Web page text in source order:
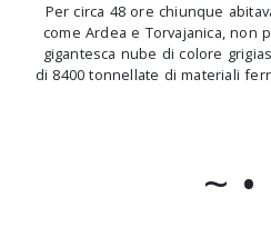
Per circa 48 ore chiunque
come Ardea e Torvajanica, non
gigantesca nube di colore
di 8400 tonnellate di materiali
~